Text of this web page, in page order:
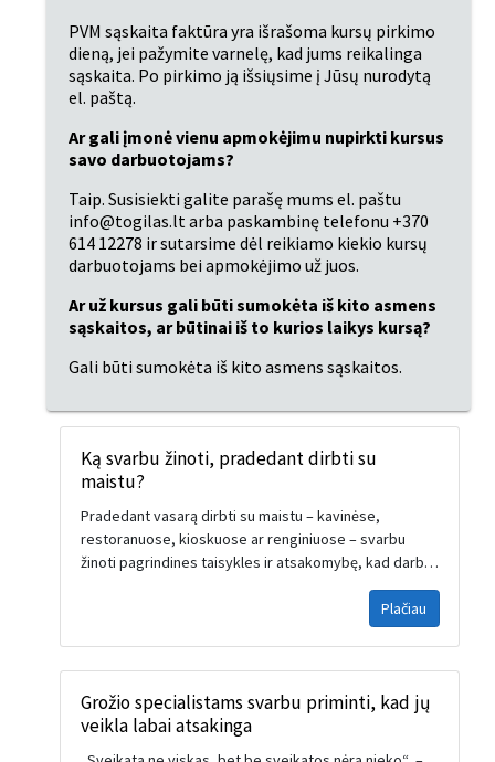
PVM sąskaita faktūra yra išrašoma kursų pirkimo
dieną, jei pažymite varnelę, kad jums reikalinga
sąskaita. Po pirkimo ją išsiųsime į Jūsų nurodytą
el. paštą.
Ar gali įmonė vienu apmokėjimu nupirkti kursus
savo darbuotojams?
Taip. Susisiekti galite parašę mums el. paštu
info@togilas.lt arba paskambinę telefonu +370
614 12278 ir sutarsime dėl reikiamo kiekio kursų
darbuotojams bei apmokėjimo už juos.
Ar už kursus gali būti sumokėta iš kito asmens
sąskaitos, ar būtinai iš to kurios laikys kursą?
Gali būti sumokėta iš kito asmens sąskaitos.
Ką svarbu žinoti, pradedant dirbti su
maistu?
Pradedant vasarą dirbti su maistu – kavinėse,
restoranuose, kioskuose ar renginiuose – svarbu
žinoti pagrindines taisykles ir atsakomybę, kad darbas
būtų saugus, higieniškas ir profesionalus. Štai
pagrindiniai aspektai, kuriuos būtina žinoti: 1. Maisto
higienos kursai. Pradedant dirbti su maistu Jums
privaloma turėti higienos įgūdžių pažymėjimą su
Plačiau
Grožio specialistams svarbu priminti, kad jų
veikla labai atsakinga